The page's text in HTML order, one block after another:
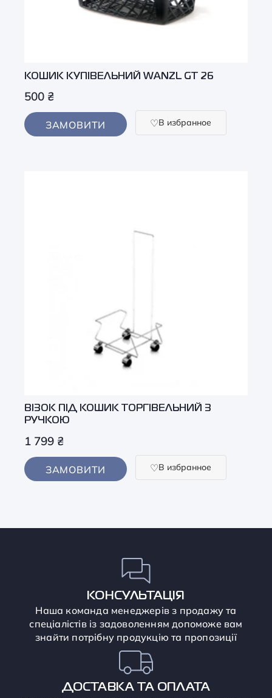
КОШИК КУПІВЕЛЬНИЙ WANZL GT 26
500 ₴
ЗАМОВИТИ В избранное
ВІЗОК ПІД КОШИК ТОРГІВЕЛЬНИЙ З
РУЧКОЮ
1 799 ₴
ЗАМОВИТИ В избранное
КОНСУЛЬТАЦІЯ
Наша команда менеджерів з продажу та
спеціалістів із задоволенням допоможе вам
знайти потрібну продукцію та пропозиції
ДОСТАВКА ТА ОПЛАТА